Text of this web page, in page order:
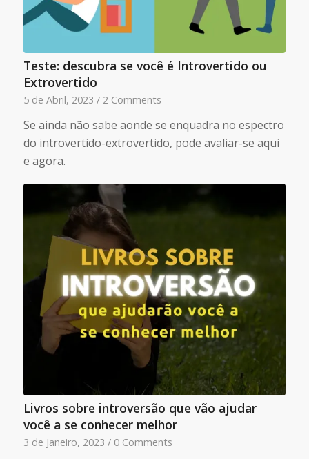
Teste: descubra se você é Introvertido ou
Extrovertido
5 de Abril, 2023 / 2 Comments
Se ainda não sabe aonde se enquadra no espectro
do introvertido-extrovertido, pode avaliar-se aqui
e agora.
Livros sobre introversão que vão ajudar
você a se conhecer melhor
3 de Janeiro, 2023 / 0 Comments